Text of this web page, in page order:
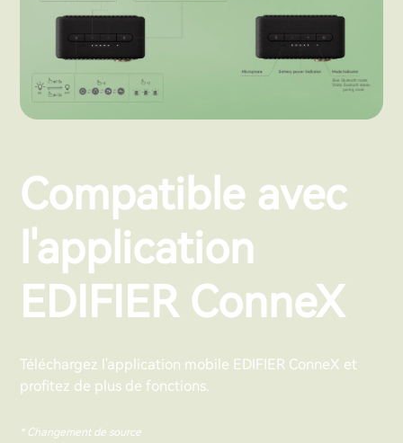
Compatible avec
l'application
EDIFIER ConneX
Téléchargez l'application mobile EDIFIER ConneX et
profitez de plus de fonctions.
* Changement de source